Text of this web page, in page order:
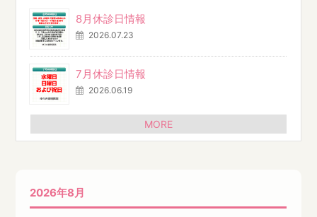
8月休診日情報
2026.07.23
7月休診日情報
2026.06.19
MORE
2026年8月